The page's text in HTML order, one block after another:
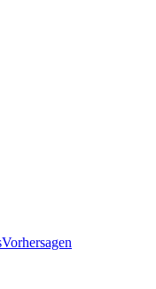
Vorhersagen